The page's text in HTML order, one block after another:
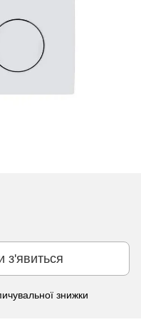
з'явиться
знижки